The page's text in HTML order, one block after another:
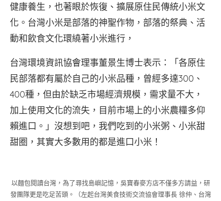
健康養生，也著眼於恢復、擴展原住民傳統小米文
化。台灣小米是部落的神聖作物，部落的祭典、活
動和飲食文化環繞著小米進行，
台灣環境資訊協會理事董景生博士表示：「各原住
民部落都有屬於自己的小米品種，曾經多達300、
400種，但由於缺乏市場經濟規模，需求量不大，
加上使用文化的流失，目前市場上的小米農糧多仰
賴進口。」沒想到吧，我們吃到的小米粥、小米甜
甜圈，其實大多數用的都是進口小米！
以麵包閱讀台灣，為了尋找島嶼記憶，吳寶春麥方店不僅多方請益，研
發團隊更是吃足苦頭。（左起台灣美食技術交流協會理事長 徐仲、台灣